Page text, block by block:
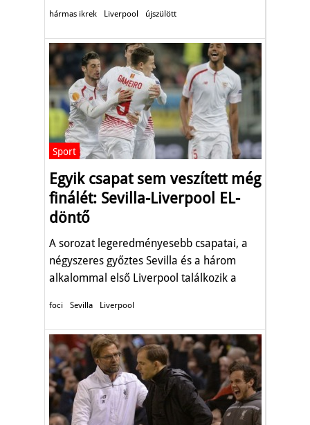
hármas ikrek Liverpool újszülött
Sport
Egyik csapat sem veszített még
finálét: Sevilla-Liverpool EL-
döntő
A sorozat legeredményesebb csapatai, a
négyszeres győztes Sevilla és a három
alkalommal első Liverpool találkozik a
fináléjában.
foci Sevilla Liverpool